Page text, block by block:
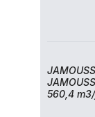
560,4